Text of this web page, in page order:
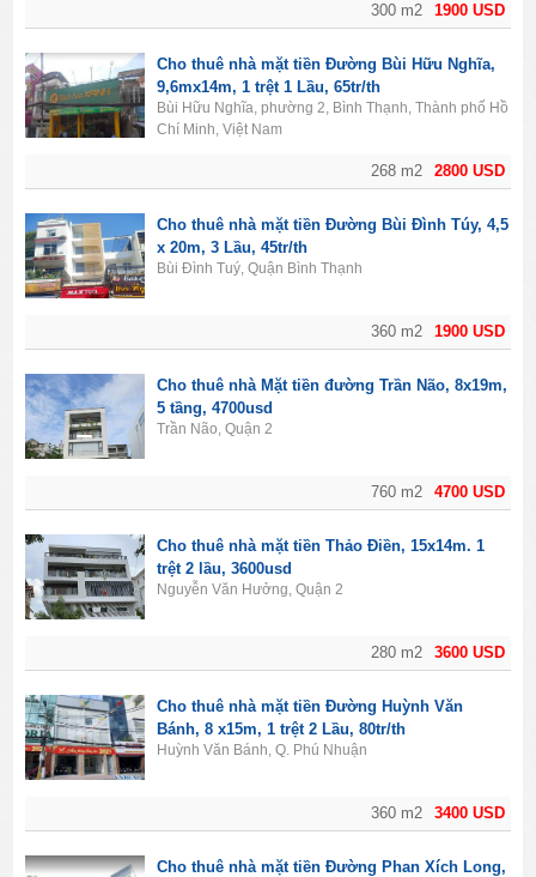
1900 USD
300 m2
2800 USD
268 m2
Cho thuê nhà mặt tiền Đường Bùi Hữu Nghĩa,
9,6mx14m, 1 trệt 1 Lầu, 65tr/th
Bùi Hữu Nghĩa, phường 2, Bình Thạnh, Thành phố Hồ
Chí Minh, Việt Nam
1900 USD
360 m2
Cho thuê nhà mặt tiền Đường Bùi Đình Túy, 4,5
x 20m, 3 Lầu, 45tr/th
Bùi Đình Tuý, Quận Bình Thạnh
4700 USD
760 m2
Cho thuê nhà Mặt tiền đường Trần Não, 8x19m,
5 tầng, 4700usd
Trần Não, Quận 2
3600 USD
280 m2
Cho thuê nhà mặt tiền Thảo Điền, 15x14m. 1
trệt 2 lầu, 3600usd
Nguyễn Văn Hưởng, Quận 2
3400 USD
360 m2
Cho thuê nhà mặt tiền Đường Huỳnh Văn
Bánh, 8 x15m, 1 trệt 2 Lầu, 80tr/th
Huỳnh Văn Bánh, Q. Phú Nhuận
Cho thuê nhà mặt tiền Đường Phan Xích Long,